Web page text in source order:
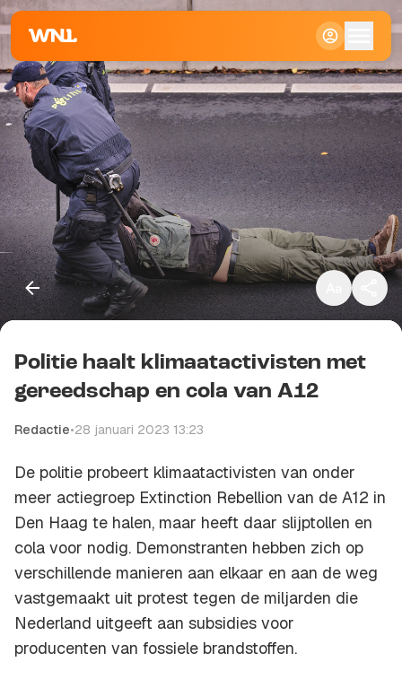
Klein
Standaard
Groot
Kopieer link
Politie haalt klimaatactivisten met
gereedschap en cola van A12
Redactie•28 januari 2023 13:23
De politie probeert klimaatactivisten van onder
meer actiegroep Extinction Rebellion van de A12 in
Den Haag te halen, maar heeft daar slijptollen en
cola voor nodig. Demonstranten hebben zich op
verschillende manieren aan elkaar en aan de weg
vastgemaakt uit protest tegen de miljarden die
Nederland uitgeeft aan subsidies voor
producenten van fossiele brandstoffen.